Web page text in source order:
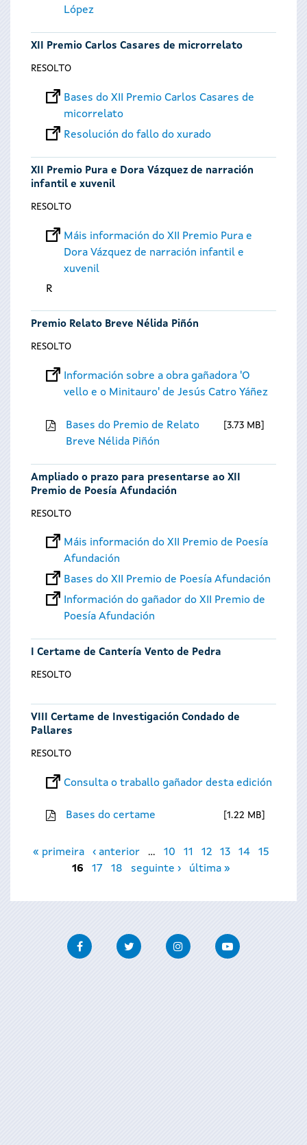
López
XII Premio Carlos Casares de microrrelato
RESOLTO
Bases do XII Premio Carlos Casares de
micorrelato
Resolución do fallo do xurado
XII Premio Pura e Dora Vázquez de narración
infantil e xuvenil
RESOLTO
Máis información do XII Premio Pura e
Dora Vázquez de narración infantil e
xuvenil
R
Premio Relato Breve Nélida Piñón
RESOLTO
Información sobre a obra gañadora 'O
vello e o Minitauro' de Jesús Catro Yáñez
Bases do Premio de Relato
Breve Nélida Piñón
3.73 MB
Ampliado o prazo para presentarse ao XII
Premio de Poesía Afundación
RESOLTO
Máis información do XII Premio de Poesía
Afundación
Bases do XII Premio de Poesía Afundación
Información do gañador do XII Premio de
Poesía Afundación
I Certame de Cantería Vento de Pedra
RESOLTO
VIII Certame de Investigación Condado de
Pallares
RESOLTO
Consulta o traballo gañador desta edición
Bases do certame 1.22 MB
Páxinas
« primeira ‹ anterior … 10 11 12 13 14
15
16
17 18 seguinte › última »
FacebookTwitter InstagramYoutube